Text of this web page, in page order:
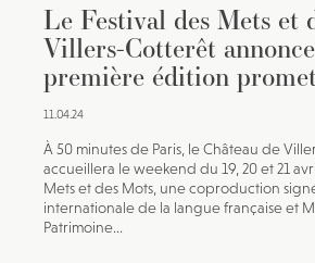
Le Festival des Mets et
Villers-Cotterêt
première édition
11.04.24
À 50 minutes de Paris, le Château de
accueillera le weekend du 19, 20 et 21
Mets et des Mots, une coproduction
internationale de la langue française et
Patrimoine...